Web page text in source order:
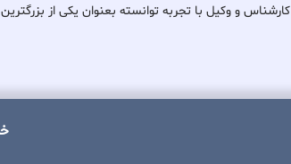
بیش از 2640 کارشناس و وکیل با تجربه توانسته بعنوان یکی از